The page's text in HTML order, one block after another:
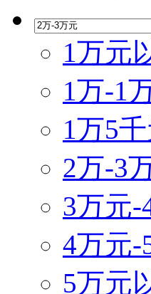
1万元
1万-1
1万5
2万-3
3万元-
4万元-
5万元